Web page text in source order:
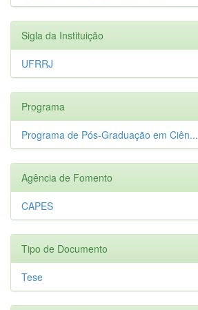
Sigla da Instituição
UFRRJ
Programa
Programa de Pós-Graduação em Ciên...
Agência de Fomento
CAPES
Tipo de Documento
Tese